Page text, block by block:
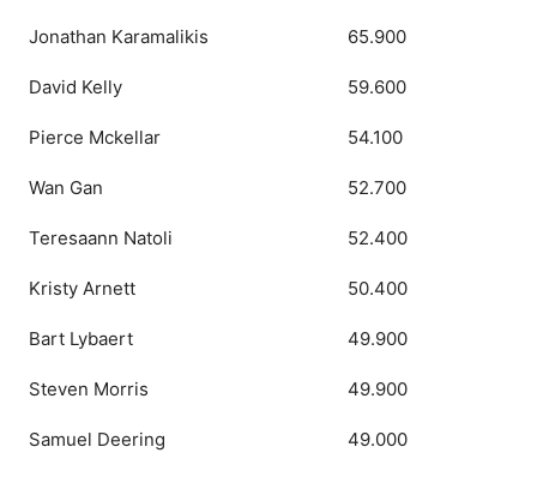
Jonathan Karamalikis 65.900
David Kelly 59.600
Pierce Mckellar 54.100
Wan Gan 52.700
Teresaann Natoli 52.400
Kristy Arnett 50.400
Bart Lybaert 49.900
Steven Morris 49.900
Samuel Deering 49.000